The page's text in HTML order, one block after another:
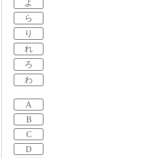
よ
ら
り
れ
ろ
わ
A
B
C
D